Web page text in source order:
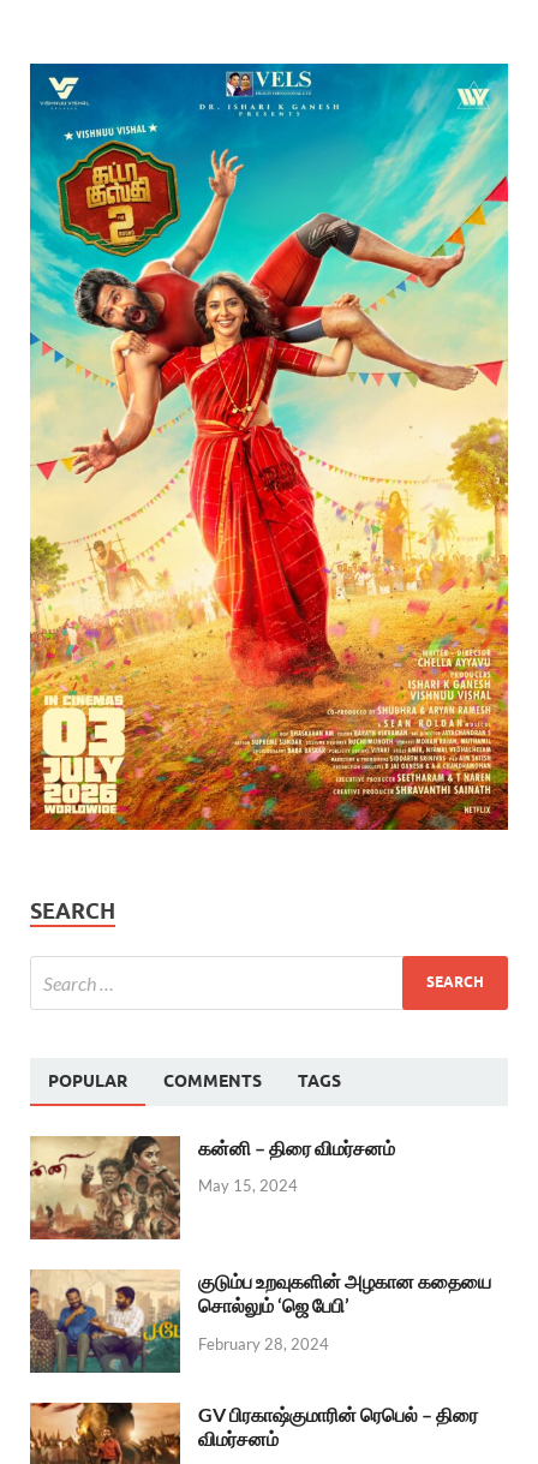
SEARCH
POPULAR COMMENTS TAGS
கன்னி – திரை விமர்சனம்
May 15, 2024
குடும்ப உறவுகளின் அழகான கதையை
சொல்லும் ‘ஜெ பேபி’
February 28, 2024
GV பிரகாஷ்குமாரின் ரெபெல் – திரை
விமர்சனம்